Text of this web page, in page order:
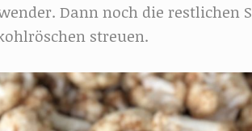
Dann noch die restlichen
streuen.